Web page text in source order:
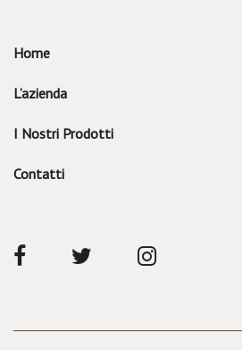
Home
L’azienda
I Nostri Prodotti
Contatti